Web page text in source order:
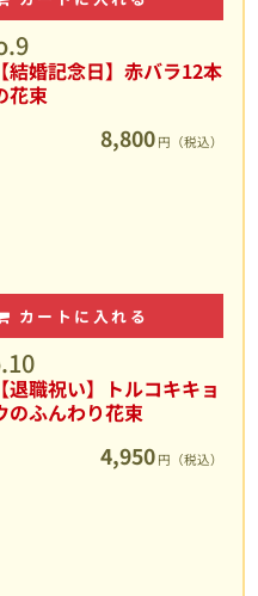
【結婚記念日】赤バラ12本
花束
8,800 円（税込）
カートに入れる
【退職祝い】トルコキキョ
のふんわり花束
4,950 円（税込）